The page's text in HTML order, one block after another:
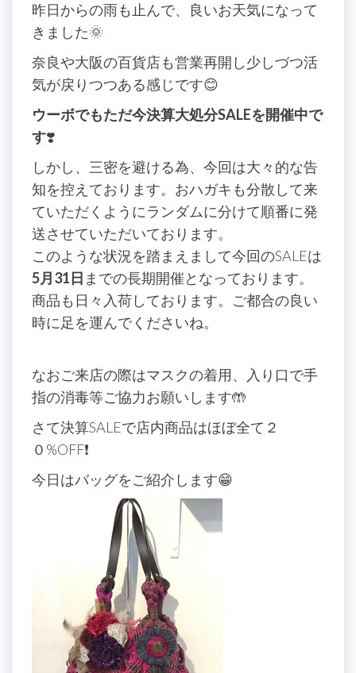
昨日からの雨も止んで、良いお天気になって
きました🌞
奈良や大阪の百貨店も営業再開し少しづつ活
気が戻りつつある感じです😊
ウーボでもただ今決算大処分SALEを開催中で
す❣️
しかし、三密を避ける為、今回は大々的な告
知を控えております。おハガキも分散して来
ていただくようにランダムに分けて順番に発
送させていただいております。
このような状況を踏まえまして今回のSALEは
5月31日 までの長期開催となっております。
商品も日々入荷しております。ご都合の良い
時に足を運んでくださいね。
なおご来店の際はマスクの着用、入り口で手
指の消毒等ご協力お願いします🤲
さて決算SALEで店内商品はほぼ全て２
０%OFF❗️
今日はバッグをご紹介します😁